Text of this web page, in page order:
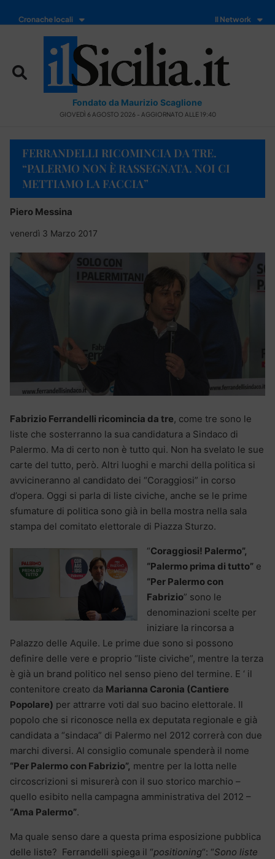
Cronache locali Il Network
Fondato da Maurizio Scaglione
GIOVEDÌ 6 AGOSTO 2026 - AGGIORNATO ALLE 19:40
FERRANDELLI RICOMINCIA DA TRE.
“PALERMO NON È RASSEGNATA. NOI CI
METTIAMO LA FACCIA”
Piero Messina
venerdì 3 Marzo 2017
Fabrizio Ferrandelli ricomincia da tre, come tre sono le
liste che sosterranno la sua candidatura a Sindaco di
Palermo. Ma di certo non è tutto qui. Non ha svelato le sue
carte del tutto, però. Altri luoghi e marchi della politica si
avvicineranno al candidato dei “Coraggiosi” in corso
d’opera. Oggi si parla di liste civiche, anche se le prime
sfumature di politica sono già in bella mostra nella sala
stampa del comitato elettorale di Piazza Sturzo.
“Coraggiosi! Palermo”,
“Palermo prima di tutto” e
“Per Palermo con
Fabrizio” sono le
denominazioni scelte per
iniziare la rincorsa a
Palazzo delle Aquile. Le prime due sono si possono
definire delle vere e proprio “liste civiche”, mentre la terza
è già un brand politico nel senso pieno del termine. E ‘ il
contenitore creato da Marianna Caronia (Cantiere
Popolare) per attrarre voti dal suo bacino elettorale. Il
popolo che si riconosce nella ex deputata regionale e già
candidata a “sindaca” di Palermo nel 2012 correrà con due
marchi diversi. Al consiglio comunale spenderà il nome
“Per Palermo con Fabrizio”, mentre per la lotta nelle
circoscrizioni si misurerà con il suo storico marchio –
quello esibito nella campagna amministrativa del 2012 –
“Ama Palermo”.
Ma quale senso dare a questa prima esposizione pubblica
delle liste? Ferrandelli spiega il “positioning“: “Sono liste